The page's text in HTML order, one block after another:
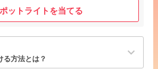
ットライトを当てる
る方法とは？ keyboard_arrow_down